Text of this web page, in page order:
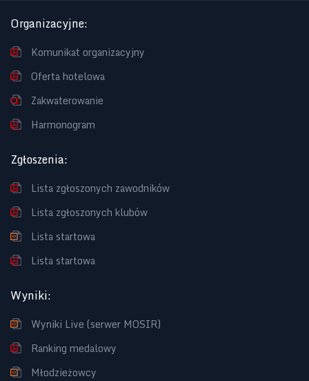
Organizacyjne:
Komunikat organizacyjny
Oferta hotelowa
Zakwaterowanie
Harmonogram
Zgłoszenia:
Lista zgłoszonych zawodników
Lista zgłoszonych klubów
Lista startowa
Lista startowa
Wyniki:
Wyniki Live (serwer MOSIR)
Ranking medalowy
Młodzieżowcy